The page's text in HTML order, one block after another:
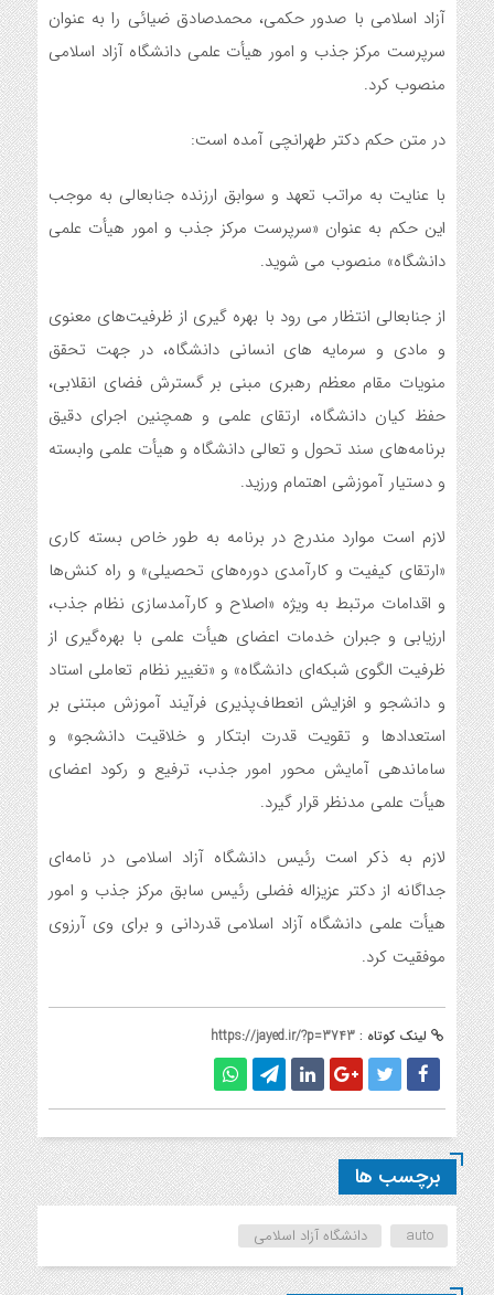
آزاد اسلامی با صدور حکمی، محمدصادق ضیائی را به عنوان
سرپرست مرکز جذب و امور هیأت علمی دانشگاه آزاد اسلامی
منصوب کرد.
در متن حکم دکتر طهرانچی آمده است:
با عنایت به مراتب تعهد و سوابق ارزنده جنابعالی به موجب
این حکم به عنوان «سرپرست مرکز جذب و امور هیأت علمی
دانشگاه» منصوب می شوید.
از جنابعالی انتظار می رود با بهره گیری از ظرفیت‌های معنوی
و مادی و سرمایه های انسانی دانشگاه، در جهت تحقق
منویات مقام معظم رهبری مبنی بر گسترش فضای انقلابی،
حفظ کیان دانشگاه، ارتقای علمی و همچنین اجرای دقیق
برنامه‌های سند تحول و تعالی دانشگاه و هیأت علمی وابسته
و دستیار آموزشی اهتمام ورزید.
لازم است موارد مندرج در برنامه به طور خاص بسته کاری
«ارتقای کیفیت و کارآمدی دوره‌های تحصیلی» و راه کنش‌ها
و اقدامات مرتبط به ویژه «اصلاح و کارآمدسازی نظام جذب،
ارزیابی و جبران خدمات اعضای هیأت علمی با بهره‌گیری از
ظرفیت الگوی شبکه‌ای دانشگاه» و «تغییر نظام تعاملی استاد
و دانشجو و افزایش انعطاف‌پذیری فرآیند آموزش مبتنی بر
استعدادها و تقویت قدرت ابتکار و خلاقیت دانشجو» و
ساماندهی آمایش محور امور جذب، ترفیع و رکود اعضای
هیأت علمی مدنظر قرار گیرد.
لازم به ذکر است رئیس دانشگاه آزاد اسلامی در نامه‌ای
جداگانه از دکتر عزیزاله فضلی رئیس سابق مرکز جذب و امور
هیأت علمی دانشگاه آزاد اسلامی قدردانی و برای وی آرزوی
موفقیت کرد.
لینک کوتاه : https://jayed.ir/?p=3743
برچسب ها
auto دانشگاه آزاد اسلامی